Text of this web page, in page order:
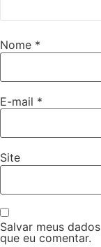
Nome *
E-mail *
Site
Salvar meus
que eu comentar.